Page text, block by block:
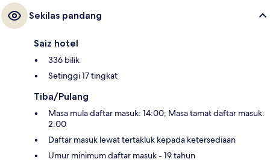
Sekilas pandang
Saiz hotel
336 bilik
Setinggi 17 tingkat
Tiba/Pulang
Masa mula daftar masuk: 14:00; Masa tamat daftar masuk:
2:00
Daftar masuk lewat tertakluk kepada ketersediaan
Umur minimum daftar masuk - 19 tahun